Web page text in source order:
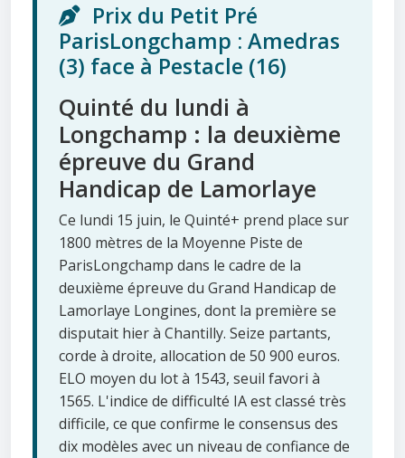
Prix du Petit Pré
ParisLongchamp : Amedras
(3) face à Pestacle (16)
Quinté du lundi à
Longchamp : la deuxième
épreuve du Grand
Handicap de Lamorlaye
Ce lundi 15 juin, le Quinté+ prend place sur
1800 mètres de la Moyenne Piste de
ParisLongchamp dans le cadre de la
deuxième épreuve du Grand Handicap de
Lamorlaye Longines, dont la première se
disputait hier à Chantilly. Seize partants,
corde à droite, allocation de 50 900 euros.
ELO moyen du lot à 1543, seuil favori à
1565. L'indice de difficulté IA est classé très
difficile, ce que confirme le consensus des
dix modèles avec un niveau de confiance de